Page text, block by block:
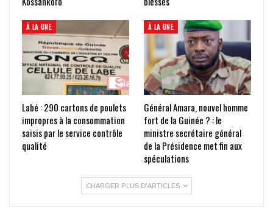
À LA UNE
Labé : 290 cartons de poulets
impropres à la consommation
saisis par le service contrôle
qualité
À LA UNE
Général Amara, nouvel homme
fort de la Guinée ? : le
ministre secrétaire général
de la Présidence met fin aux
spéculations
CHARGER PLUS D'ARTICLES